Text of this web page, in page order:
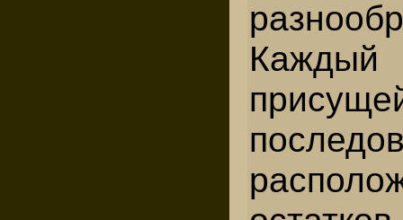
Каждый